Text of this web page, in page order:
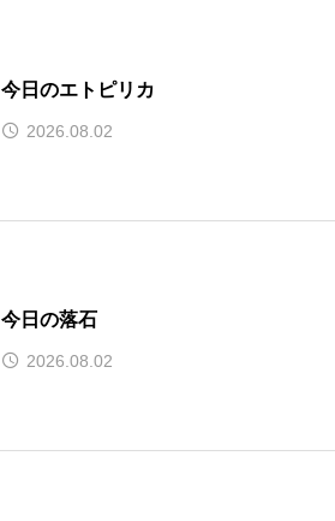
今日のエトピリカ
2026.08.02
今日の落石
2026.08.02